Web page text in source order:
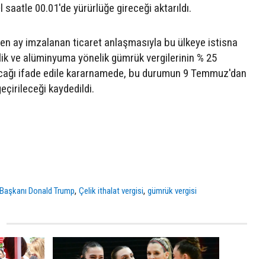
saatle 00.01'de yürürlüğe gireceği aktarıldı.
ay imzalanan ticaret anlaşmasıyla bu ülkeye istisna
ve alüminyuma yönelik gümrük vergilerinin % 25
ifade edile kararnamede, bu durumun 9 Temmuz'dan
kaydedildi.
Donald Trump,Çelik ithalat vergisi,gümrük vergisi